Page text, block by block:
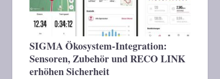
SIGMA Ökosystem-Integration:
Sensoren, Zubehör und RECO LINK
erhöhen Sicherheit